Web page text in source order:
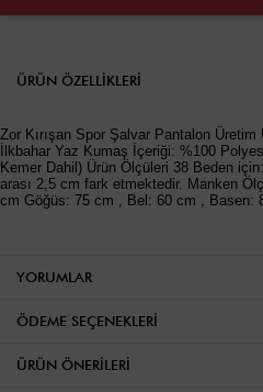
ÜRÜN ÖZELLIKLERI
Zor Kırışan Spor Şalvar Pantalon
İlkbahar Yaz Kumaş İçeriği: %100
Kemer Dahil) Ürün Ölçüleri 38 Beden
arası 2,5 cm fark etmektedir. Manken
cm Göğüs: 75 cm , Bel: 60 cm , Basen:
YORUMLAR
ÖDEME SEÇENEKLERI
ÜRÜN ÖNERILERI